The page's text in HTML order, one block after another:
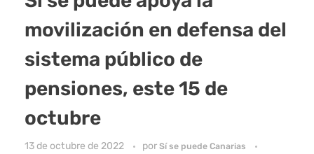
movilización en defensa del
sistema público de
pensiones, este 15 de
octubre
13 de octubre de 2022 por Sí se puede Canarias